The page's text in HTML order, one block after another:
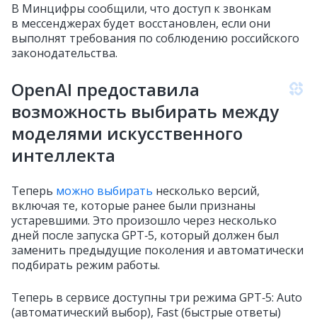
В Минцифры сообщили, что доступ к звонкам
в мессенджерах будет восстановлен, если они
выполнят требования по соблюдению российского
законодательства.
OpenAI предоставила
возможность выбирать между
моделями искусственного
интеллекта
Теперь можно выбирать несколько версий,
включая те, которые ранее были признаны
устаревшими. Это произошло через несколько
дней после запуска GPT‑5, который должен был
заменить предыдущие поколения и автоматически
подбирать режим работы.
Теперь в сервисе доступны три режима GPT‑5: Auto
(автоматический выбор), Fast (быстрые ответы)